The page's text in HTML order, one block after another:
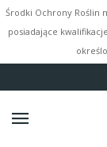
Środki Ochrony Roślin
posiadające